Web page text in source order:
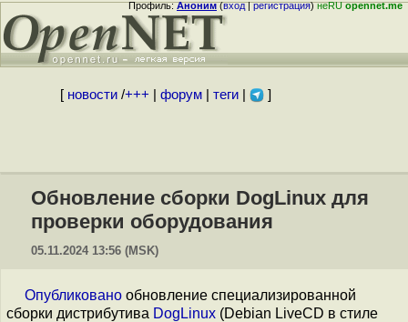
Профиль:Аноним(вход|регистрация)неRUopennet.me
[ новости/+++ форум| теги| ]
Обновление сборки DogLinux для
проверки оборудования
05.11.2024 13:56 (MSK)
Опубликовано обновление специализированной
сборки дистрибутива DogLinux (Debian LiveCD в стиле